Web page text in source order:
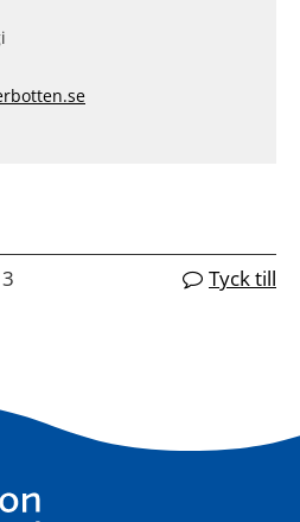
Tyck till